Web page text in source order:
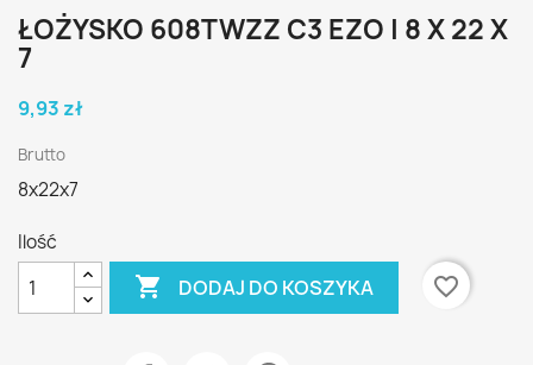
ŁOŻYSKO 608TWZZ C3 EZO | 8 X 22 X
7
9,93 zł
Brutto
8x22x7
Ilość
 DODAJ DO KOSZYKA favorite_border